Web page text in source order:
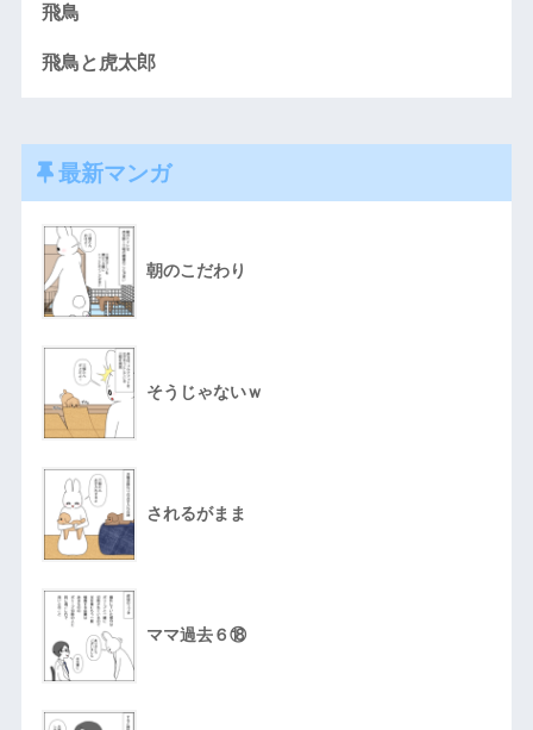
飛鳥
飛鳥と虎太郎
最新マンガ
朝のこだわり
そうじゃないｗ
されるがまま
ママ過去６⑱